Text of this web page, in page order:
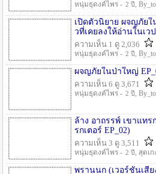
หนุ่มธุดงค์ไพร - 2 ปี ,
เปิดตัวนิยาย ผจญภัยใ
วที่เคยลงให้อ่านในเว
ความเห็น 1 ดู 2,036
หนุ่มธุดงค์ไพร - 2 ปี ,
ผจญภัยในป่าใหญ่
ความเห็น 6 ดู 3,671
หนุ่มธุดงค์ไพร - 2 ปี ,
ล้าง อาถรรพ์ เขาแทร
รกเตอร์ EP_02)
ความเห็น 3 ดู 3,511
หนุ่มธุดงค์ไพร - 2 ปี , สุดเก
พรานนก (เวอร์ชั่นเสี